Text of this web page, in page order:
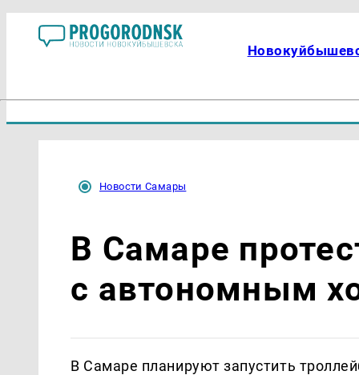
Новости Самары
В Самаре
с автономным
В Самаре планируют запустить